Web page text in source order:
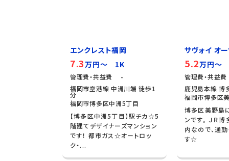
エンクレスト福岡
7.3万円～ 1K
管理費・共益費 -
福岡市空港線 中洲川端 徒歩1
分
福岡市博多区中洲5丁目
【博多区中洲5丁目】駅チカ☆5
階建てデザイナーズマンション
です！ 都市ガス☆オートロッ
ク・...
サヴォイ オ
5.2万円～
管理費・共益
鹿児島本線 博
福岡市博多区
博多区美野島
ンです。 ＪＲ
内なので、通
す☆